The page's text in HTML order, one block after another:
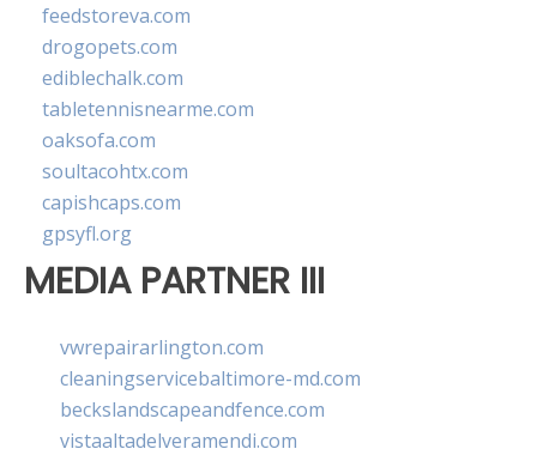
feedstoreva.com
drogopets.com
ediblechalk.com
tabletennisnearme.com
oaksofa.com
soultacohtx.com
capishcaps.com
gpsyfl.org
MEDIA PARTNER III
vwrepairarlington.com
cleaningservicebaltimore-md.com
beckslandscapeandfence.com
vistaaltadelveramendi.com